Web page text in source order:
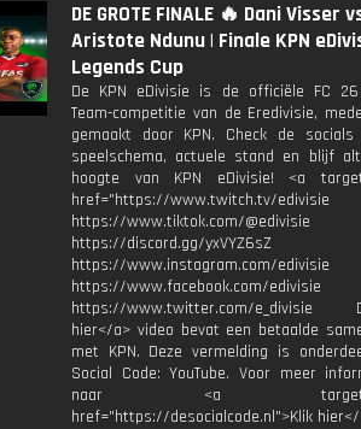
DE GROTE FINALE 🔥 Dani Visser
Aristote Ndunu | Finale KPN
Legends Cup
De KPN eDivisie is de officiële FC
Team-competitie van de Eredivisie,
gemaakt door KPN. Check de
speelschema, actuele stand en blijf
hoogte van KPN eDivisie! <a
href="https://www.twitch.tv/edivisie
https://www.tiktok.com/@edivisie
https://discord.gg/yxVYZ6sZ
https://www.instagram.com/edivisie
https://www.facebook.com/edivisie
https://www.twitter.com/e_divisie
hier</a> video bevat een betaalde
met KPN. Deze vermelding is
Social Code: YouTube. Voor meer
naar <a
href="https://desocialcode.nl">Klik